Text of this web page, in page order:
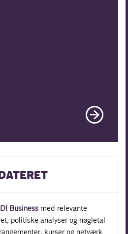
Business med relevante
politiske analyser og nøgletal
kurser og netværk